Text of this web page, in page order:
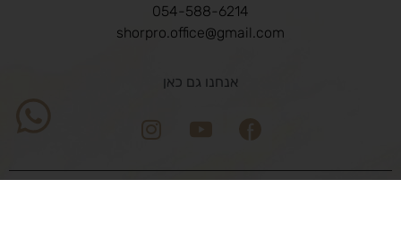
054-588-6214
shorpro.office@gmail.com
אנחנו גם כאן